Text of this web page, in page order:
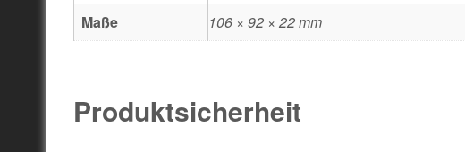
Maße
106 × 92 × 22 mm
Produktsicherheit